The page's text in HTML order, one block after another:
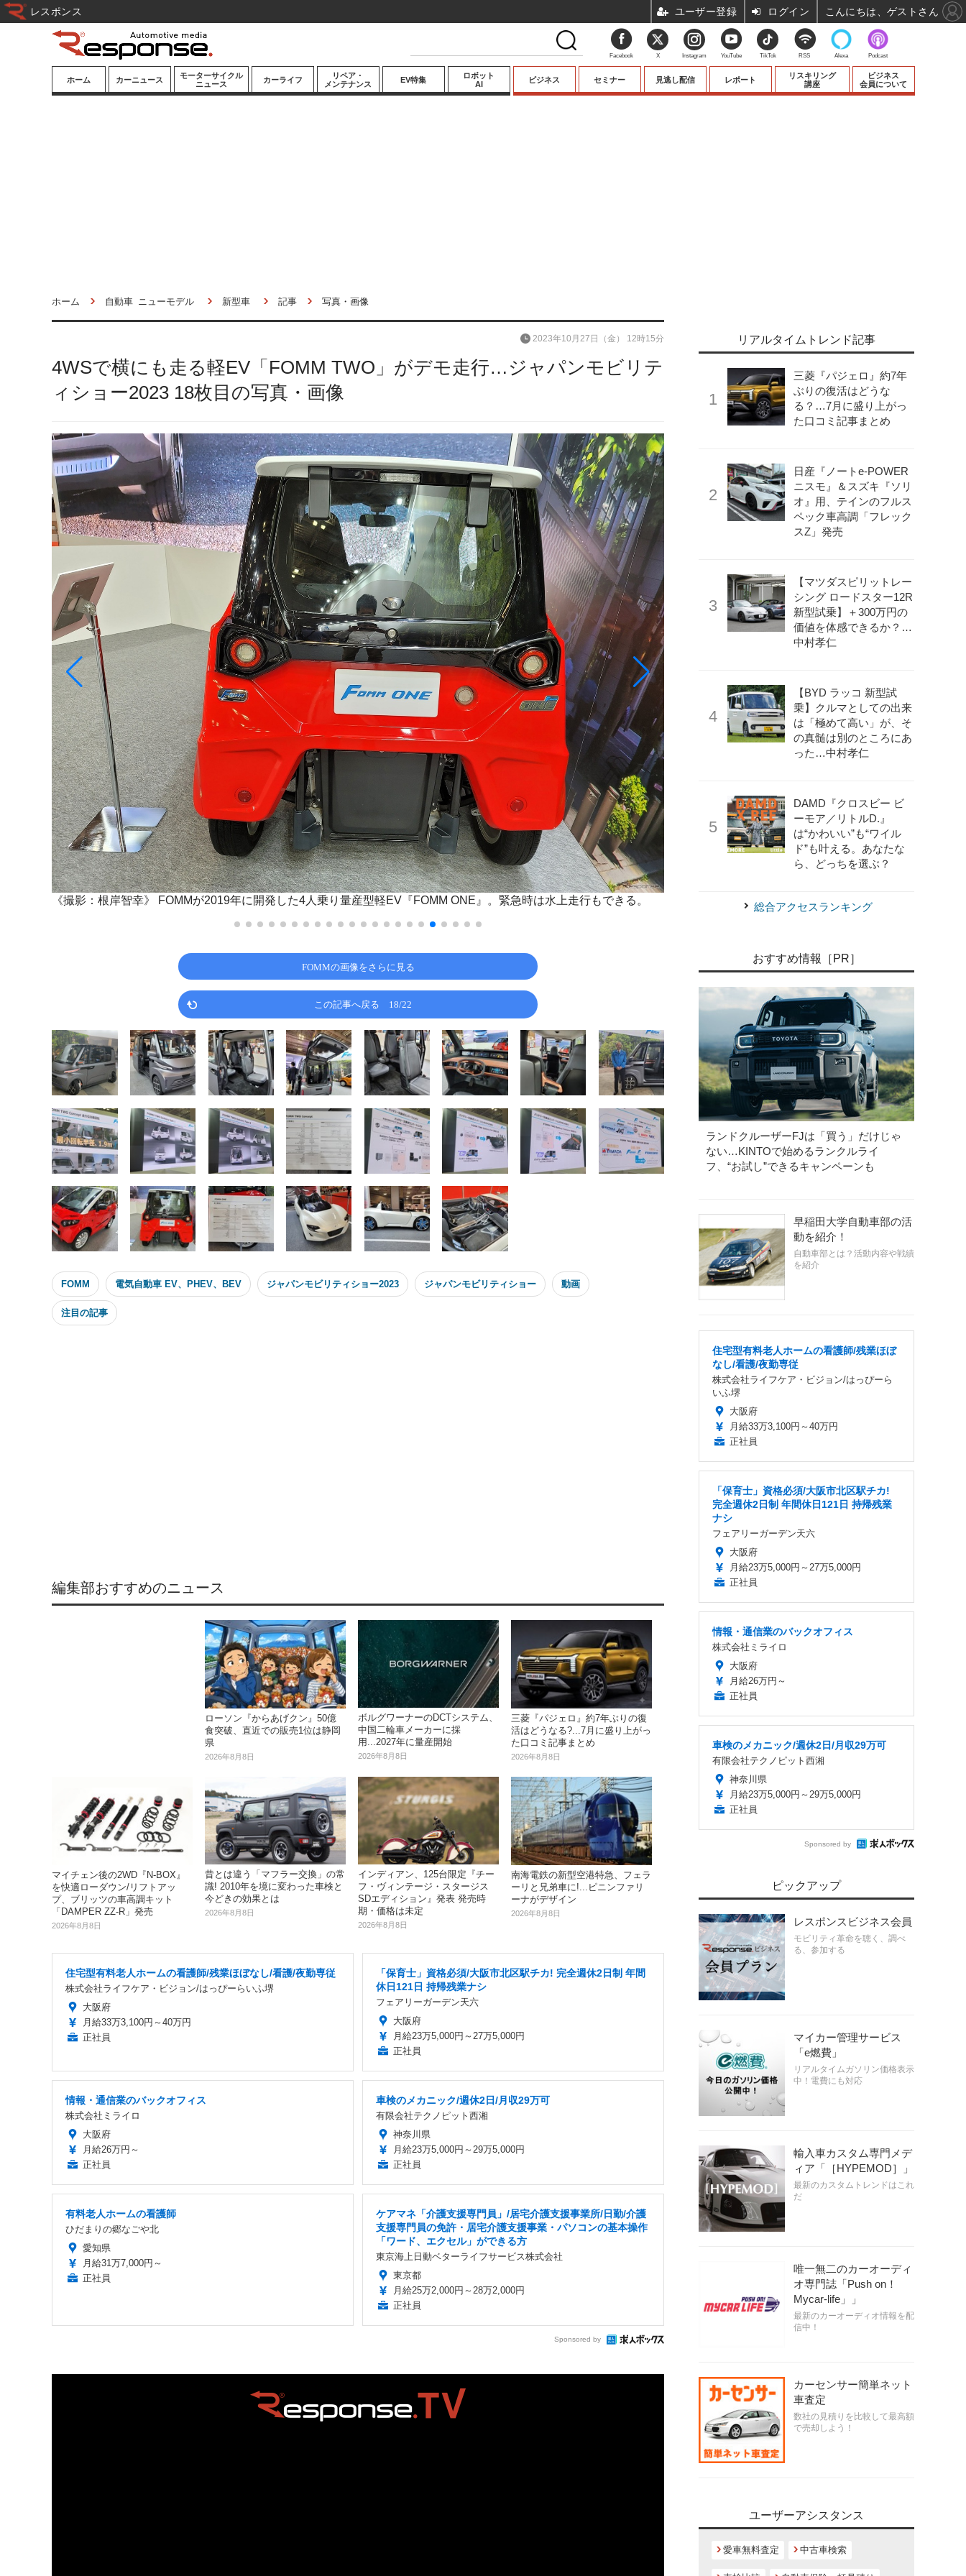
ホーム カーニュース
モーターサイクル
ニュース
カーライフ
リペア・
メンテナンス
EV特集
ロボット
AI
ビジネス セミナー 見逃し配信 レポート
リスキリング
講座
ビジネス
会員について
ホーム 自動車 ニューモデル 新型車 記事 写真・画像
4WSで横にも走る軽EV「FOMM TWO」がデモ走行…ジャパンモビリテ
ィショー2023 18枚目の写真・画像
2023年10月27日（金） 12時15分
《撮影：根岸智幸》 FOMMが2019年に開発した4人乗り量産型軽EV『FOMM ONE』。緊急時は水上走行もできる。 《撮影：根岸智幸》 FOMMが2019年に開発した4人乗り
FOMMの画像をさらに見る
この記事へ戻る 18/22
FOMM 電気自動車 EV、PHEV、BEV ジャパンモビリティショー2023 ジャパンモビリティショー 動画
注目の記事
編集部おすすめのニュース
ローソン『からあげクン』50億
食突破、直近での販売1位は静岡
県
2026年8月8日
ボルグワーナーのDCTシステム、
中国二輪車メーカーに採
用...2027年に量産開始
2026年8月8日
三菱『パジェロ』約7年ぶりの復
活はどうなる?...7月に盛り上がっ
た口コミ記事まとめ
2026年8月8日
マイチェン後の2WD『N-BOX』
を快適ローダウン/リフトアッ
プ、ブリッツの車高調キット
「DAMPER ZZ-R」発売
2026年8月8日
昔とは違う「マフラー交換」の常
識! 2010年を境に変わった車検と
今どきの効果とは
2026年8月8日
インディアン、125台限定『チー
フ・ヴィンテージ・スタージス
SDエディション』発表 発売時
期・価格は未定
2026年8月8日
南海電鉄の新型空港特急、フェラ
ーリと兄弟車に!...ピニンファリ
ーナがデザイン
2026年8月8日
住宅型有料老人ホームの看護師/残業ほぼなし/看護/夜勤専従
株式会社ライフケア・ビジョン/はっぴーらいふ堺
大阪府
月給33万3,100円～40万円
正社員
「保育士」資格必須/大阪市北区駅チカ! 完全週休2日制 年間
休日121日 持帰残業ナシ
フェアリーガーデン天六
大阪府
月給23万5,000円～27万5,000円
正社員
情報・通信業のバックオフィス
株式会社ミライロ
大阪府
月給26万円～
正社員
車検のメカニック/週休2日/月収29万可
有限会社テクノピット西湘
神奈川県
月給23万5,000円～29万5,000円
正社員
有料老人ホームの看護師
ひだまりの郷なごや北
愛知県
月給31万7,000円～
正社員
ケアマネ「介護支援専門員」/居宅介護支援事業所/日勤/介護
支援専門員の免許・居宅介護支援事業・パソコンの基本操作
「ワード、エクセル」ができる方
東京海上日動ベターライフサービス株式会社
東京都
月給25万2,000円～28万2,000円
正社員
Sponsored by
リアルタイムトレンド記事
三菱『パジェロ』約7年
ぶりの復活はどうな
る？…7月に盛り上がっ
た口コミ記事まとめ
日産『ノートe-POWER
ニスモ』＆スズキ『ソリ
オ』用、テインのフルス
ペック車高調「フレック
スZ」発売
【マツダスピリットレー
シング ロードスター12R
新型試乗】＋300万円の
価値を体感できるか？…
中村孝仁
【BYD ラッコ 新型試
乗】クルマとしての出来
は「極めて高い」が、そ
の真髄は別のところにあ
った…中村孝仁
DAMD『クロスビー ビ
ーモア／リトルD.』
は“かわいい”も“ワイル
ド”も叶える。あなたな
ら、どっちを選ぶ？
総合アクセスランキング
おすすめ情報［PR］
ランドクルーザーFJは「買う」だけじゃ
ない…KINTOで始めるランクルライ
フ、“お試し”できるキャンペーンも
早稲田大学自動車部の活
動を紹介！
自動車部とは？活動内容や戦績
を紹介
住宅型有料老人ホームの看護師/残業ほぼ
なし/看護/夜勤専従
株式会社ライフケア・ビジョン/はっぴーら
いふ堺
大阪府
月給33万3,100円～40万円
正社員
「保育士」資格必須/大阪市北区駅チカ!
完全週休2日制 年間休日121日 持帰残業
ナシ
フェアリーガーデン天六
大阪府
月給23万5,000円～27万5,000円
正社員
情報・通信業のバックオフィス
株式会社ミライロ
大阪府
月給26万円～
正社員
車検のメカニック/週休2日/月収29万可
有限会社テクノピット西湘
神奈川県
月給23万5,000円～29万5,000円
正社員
Sponsored by
ピックアップ
レスポンスビジネス会員
モビリティ革命を聴く、調べ
る、参加する
マイカー管理サービス
「e燃費」
リアルタイムガソリン価格表示
中！電費にも対応
輸入車カスタム専門メデ
ィア「［HYPEMOD］」
最新のカスタムトレンドはこれ
だ
唯一無二のカーオーディ
オ専門誌「Push on！
Mycar-life」」
最新のカーオーディオ情報を配
信中！
カーセンサー簡単ネット
車査定
数社の見積りを比較して最高額
で売却しよう！
ユーザーアシスタンス
愛車無料査定 中古車検索
Facebook X Instagram YouTube TikTok RSS Alexa Podcast
レスポンス ユーザー登録 ログイン こんにちは、ゲストさん